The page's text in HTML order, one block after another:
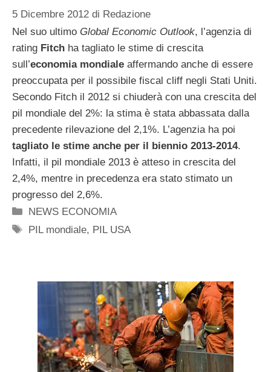
5 Dicembre 2012 di Redazione
Nel suo ultimo Global Economic Outlook, l’agenzia di
rating Fitch ha tagliato le stime di crescita
sull’economia mondiale affermando anche di essere
preoccupata per il possibile fiscal cliff negli Stati Uniti.
Secondo Fitch il 2012 si chiuderà con una crescita del
pil mondiale del 2%: la stima è stata abbassata dalla
precedente rilevazione del 2,1%. L’agenzia ha poi
tagliato le stime anche per il biennio 2013-2014.
Infatti, il pil mondiale 2013 è atteso in crescita del
2,4%, mentre in precedenza era stato stimato un
progresso del 2,6%.
Categorie
NEWS ECONOMIA
Tag
PIL mondiale, PIL USA